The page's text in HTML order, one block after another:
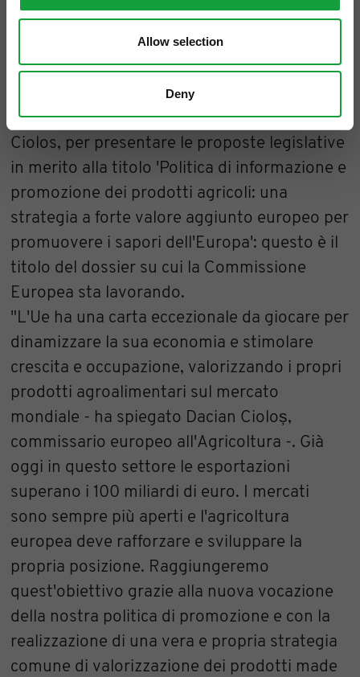
Allow selection
Deny
visione globale del made in UE
dell’agroalimentare?
Domande che nascono in vista della
scadenza di fine anno, fissata dal
commissario europeo all'Agricoltura, Dacian
Ciolos, per presentare le proposte legislative
in merito alla titolo 'Politica di informazione e
promozione dei prodotti agricoli: una
strategia a forte valore aggiunto europeo per
promuovere i sapori dell'Europa': questo è il
titolo del dossier su cui la Commissione
Europea sta lavorando.
"L'Ue ha una carta eccezionale da giocare per
dinamizzare la sua economia e stimolare
crescita e occupazione, valorizzando i propri
prodotti agroalimentari sul mercato
mondiale - ha spiegato Dacian Cioloș,
commissario europeo all'Agricoltura -. Già
oggi in questo settore le esportazioni
superano i 100 miliardi di euro. I mercati
sono sempre più aperti e l'agricoltura
europea deve rafforzare e sviluppare la
propria posizione. Raggiungeremo
quest'obiettivo grazie alla nuova vocazione
della nostra politica di promozione e con la
realizzazione di una vera e propria strategia
comune di valorizzazione dei prodotti made